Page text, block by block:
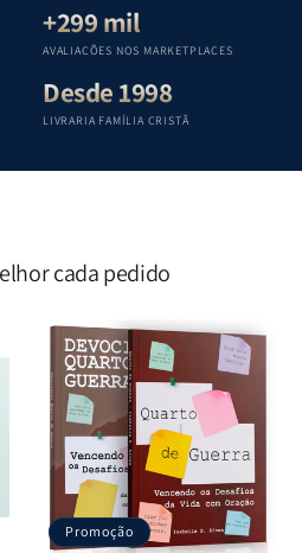
Teológica
Penkal
+299 mil
AVALIAÇÕES NOS MARKETPLACES
Desde 1998
LIVRARIA FAMÍLIA CRISTÃ
cada pedido
Promoção